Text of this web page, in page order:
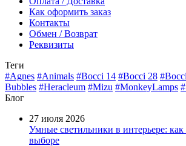
Как оформить заказ
Контакты
Обмен / Возврат
Реквизиты
Теги
#Agnes #Animals #Bocci 14 #Bocci 28
Bubbles #Heracleum #Mizu #MonkeyLamps
Блог
27 июля 2026
Умные светильники в интерьере:
выборе